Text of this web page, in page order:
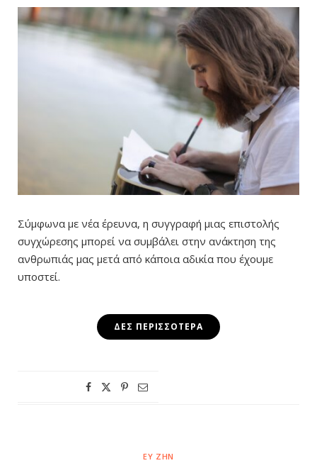
Σύμφωνα με νέα έρευνα, η συγγραφή μιας επιστολής
συγχώρεσης μπορεί να συμβάλει στην ανάκτηση της
ανθρωπιάς μας μετά από κάποια αδικία που έχουμε
υποστεί.
ΔΕΣ ΠΕΡΙΣΣΌΤΕΡΑ
ΕΥ ΖΗΝ